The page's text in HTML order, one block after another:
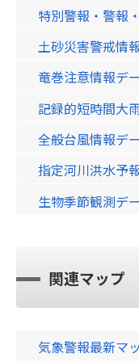
特別警報・警報
土砂災害警戒情
竜巻注意情報デ
記録的短時間大
全般台風情報デ
指定河川洪水予
生物季節観測デ
関連マップ
気象警報最新マ